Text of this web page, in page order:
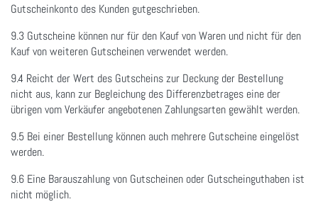
Gutscheinkonto des Kunden gutgeschrieben.
9.3 Gutscheine können nur für den Kauf von Waren und nicht für den
Kauf von weiteren Gutscheinen verwendet werden.
9.4 Reicht der Wert des Gutscheins zur Deckung der Bestellung
nicht aus, kann zur Begleichung des Differenzbetrages eine der
übrigen vom Verkäufer angebotenen Zahlungsarten gewählt werden.
9.5 Bei einer Bestellung können auch mehrere Gutscheine eingelöst
werden.
9.6 Eine Barauszahlung von Gutscheinen oder Gutscheinguthaben ist
nicht möglich.